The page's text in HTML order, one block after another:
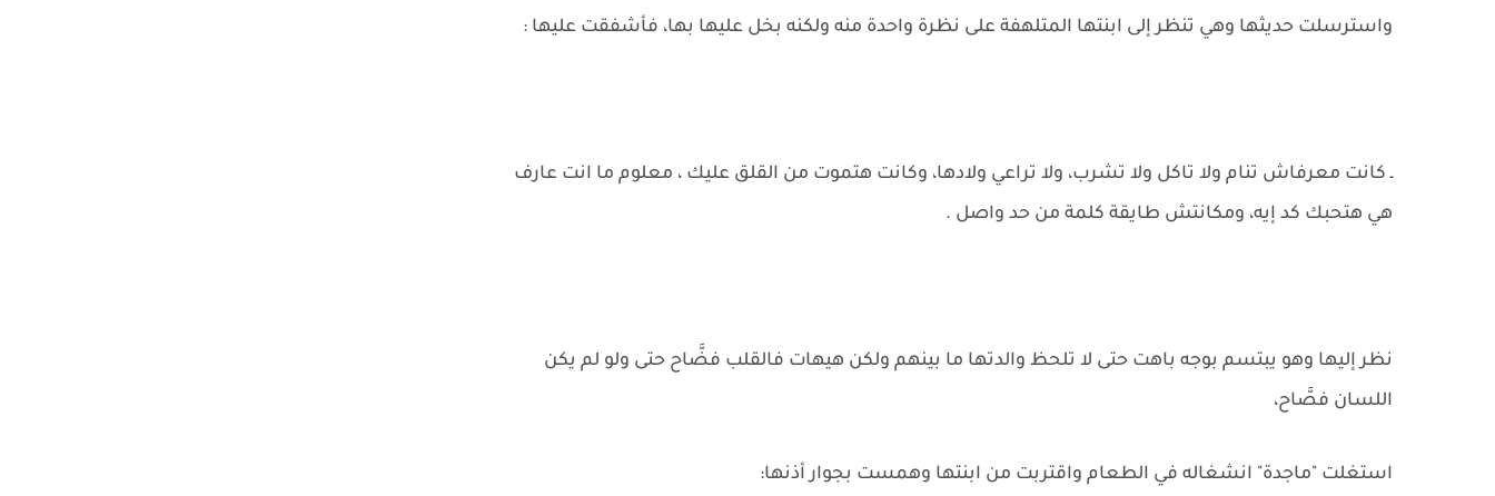
واسترسلت حديثها وهي تنظر إلى ابنتها المتلهفة على نظرة واحدة منه ولكنه بخل عليها بها، فأشفقت عليها :
ـ كانت معرفاش تنام ولا تاكل ولا تشرب، ولا تراعي ولادها، وكانت هتموت من القلق عليك ، معلوم ما انت عارف
هي هتحبك كد إيه، ومكانتش طايقة كلمة من حد واصل .
نظر إليها وهو يبتسم بوجه باهت حتى لا تلحظ والدتها ما بينهم ولكن هيهات فالقلب فضَّاح حتى ولو لم يكن
اللسان فصَّاح،
استغلت "ماجدة" انشغاله في الطعام واقتربت من ابنتها وهمست بجوار أذنها: